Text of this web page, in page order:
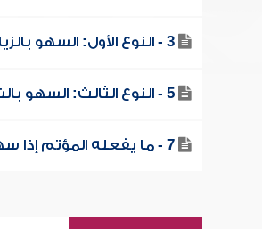
3 - النوع الأول: السهو بالزيادة
5 - النوع الثالث: السهو بالشك
7 - ما يفعله المؤتم إذا سها إمامه